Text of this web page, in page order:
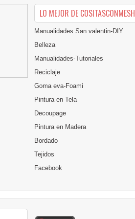
LO MEJOR DE COSITASCONMESH
Manualidades San valentin-DIY
Belleza
Manualidades-Tutoriales
Reciclaje
Goma eva-Foami
Pintura en Tela
Decoupage
Pintura en Madera
Bordado
Tejidos
Facebook